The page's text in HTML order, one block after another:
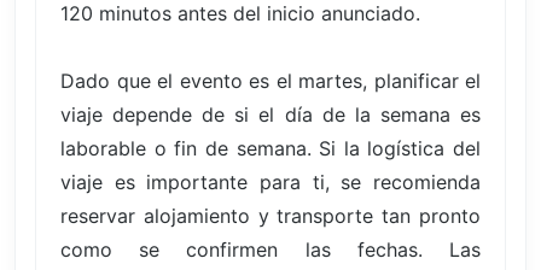
120 minutos antes del inicio anunciado.
Dado que el evento es el martes, planificar el
viaje depende de si el día de la semana es
laborable o fin de semana. Si la logística del
viaje es importante para ti, se recomienda
reservar alojamiento y transporte tan pronto
como se confirmen las fechas. Las